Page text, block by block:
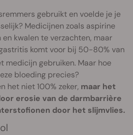
gebruikt en voelde je je
Medicijnen zoals aspirine
kwalen te verzachten, maar
komt voor bij 50-80% van
medicijn gebruiken. Maar hoe
bloeding precies?
het niet 100% zeker, maar het
erosie van de darmbarrière
door het slijmvlies.